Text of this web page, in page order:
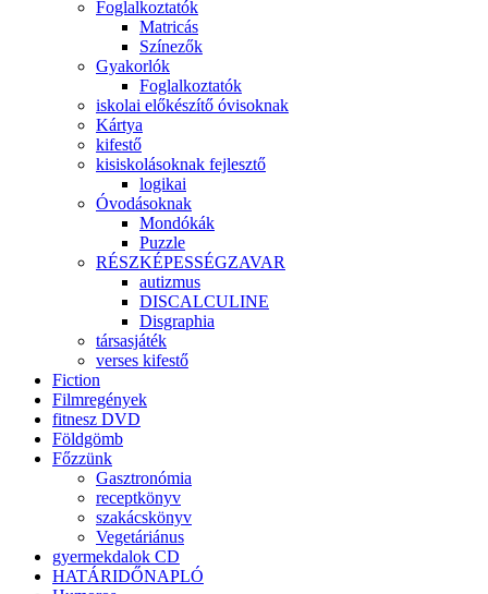
Foglalkoztatók
Matricás
Színezők
Gyakorlók
Foglalkoztatók
iskolai előkészítő óvisoknak
Kártya
kifestő
kisiskolásoknak fejlesztő
logikai
Óvodásoknak
Mondókák
Puzzle
RÉSZKÉPESSÉGZAVAR
autizmus
DISCALCULINE
Disgraphia
társasjáték
verses kifestő
Fiction
Filmregények
fitnesz DVD
Földgömb
Főzzünk
Gasztronómia
receptkönyv
szakácskönyv
Vegetáriánus
gyermekdalok CD
HATÁRIDŐNAPLÓ